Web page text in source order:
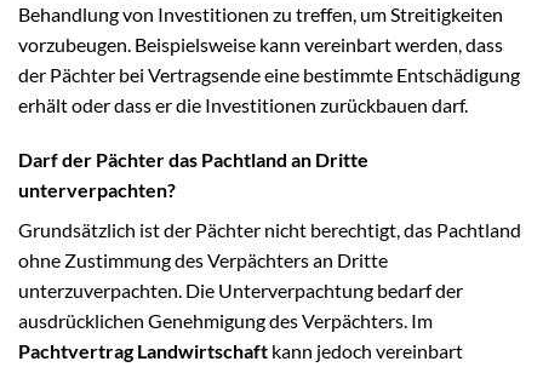
Behandlung von Investitionen zu treffen, um Streitigkeiten
vorzubeugen. Beispielsweise kann vereinbart werden, dass
der Pächter bei Vertragsende eine bestimmte Entschädigung
erhält oder dass er die Investitionen zurückbauen darf.
Darf der Pächter das Pachtland an Dritte
unterverpachten?
Grundsätzlich ist der Pächter nicht berechtigt, das Pachtland
ohne Zustimmung des Verpächters an Dritte
unterzuverpachten. Die Unterverpachtung bedarf der
ausdrücklichen Genehmigung des Verpächters. Im
Pachtvertrag Landwirtschaft kann jedoch vereinbart